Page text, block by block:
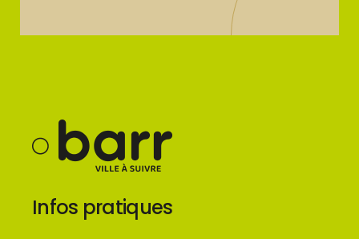
Infos pratiques